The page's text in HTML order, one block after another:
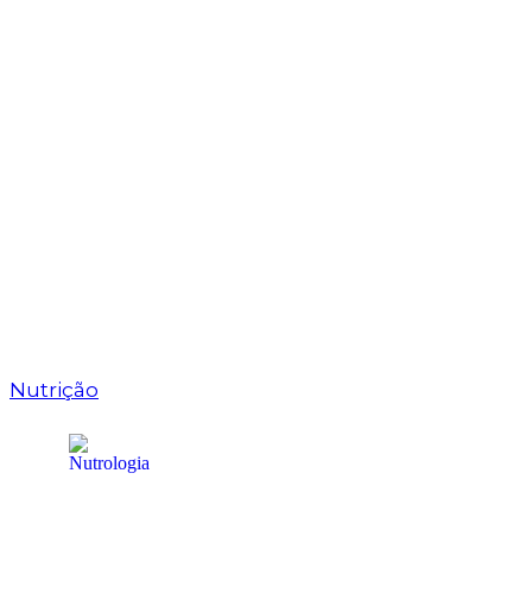
Nutrição